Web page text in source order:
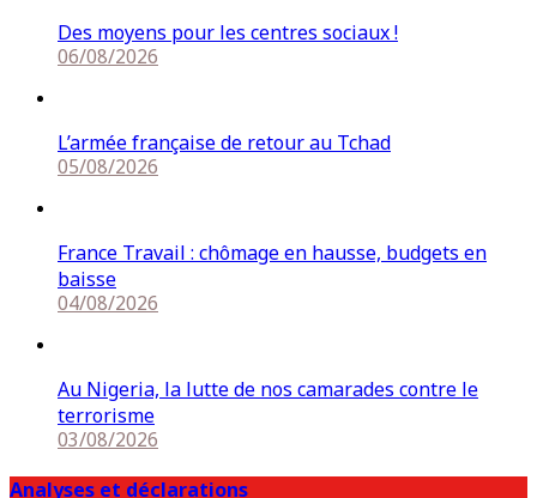
Des moyens pour les centres sociaux !
06/08/2026
L’armée française de retour au Tchad
05/08/2026
France Travail : chômage en hausse, budgets en
baisse
04/08/2026
Au Nigeria, la lutte de nos camarades contre le
terrorisme
03/08/2026
Analyses et déclarations